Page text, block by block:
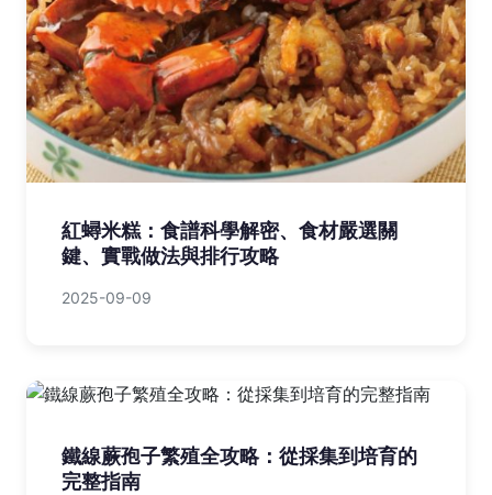
紅蟳米糕：食譜科學解密、食材嚴選關
鍵、實戰做法與排行攻略
2025-09-09
鐵線蕨孢子繁殖全攻略：從採集到培育的
完整指南